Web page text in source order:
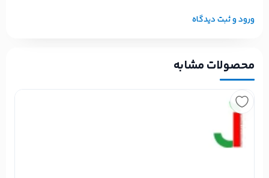
ورود و ثبت دیدگاه
محصولات مشابه